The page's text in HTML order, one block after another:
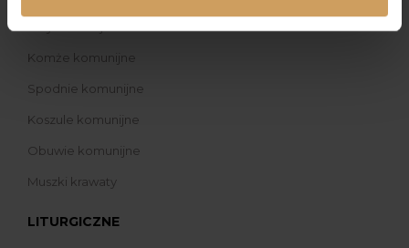
Komże komunijne
Spodnie komunijne
Koszule komunijne
Obuwie komunijne
Muszki krawaty
LITURGICZNE